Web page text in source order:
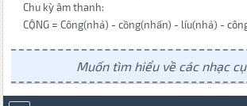
Chu kỳ âm thanh:
CỘNG = Công(nhả) - cồng(nhấn) - líu(nhả) -
Muốn tìm hiểu về các nhạc